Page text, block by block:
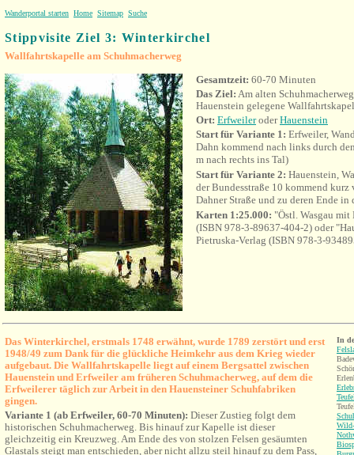
Wanderportal starten Home Sitemap Suche
Stippvisite Ziel 3: Winterkirchel
Wallfahrtskapelle am Schuhmacherweg
Gesamtzeit: 60-70 Minuten
Das Ziel: Am alten
Hauenstein gelegene
Ort: ErfweileroderHauenstein
Start für Variante 1: Erfweiler,
Dahn kommend nach links durch
m nach rechts ins Tal)
Start für Variante 2: Hauenstein,
der Bundesstraße 10 kommend
Dahner Straße und zu deren Ende in
Karten 1:25.000: "Östl. Wasgau mit
(ISBN 978-3-89637-404-2) oder
Pietruska-Verlag (ISBN 978-3-
Das Winterkirchel, erstmals 1748 erwähnt, wurde 1789 zerstört und erst
1948/49 zum Dank für die glückliche Heimkehr aus dem Krieg wieder
aufgebaut. Die Wallfahrtskapelle liegt auf einem Bergsattel zwischen
Hauenstein und Erfweiler am früheren Schuhmacherweg, auf dem die
Erfweilerer täglich zur Arbeit in den Hauensteiner Schuhfabriken
gingen.
Variante 1 (ab Erfweiler, 60-70 Minuten): Dieser Zustieg folgt dem
historischen Schuhmacherweg. Bis hinauf zur Kapelle ist dieser
gleichzeitig ein Kreuzweg.Am Ende des von stolzen Felsen gesäumten
Glastals steigt man entschieden, aber nicht allzu steil hinauf zu dem Pass,
In